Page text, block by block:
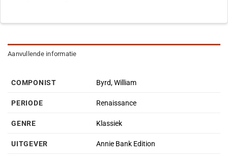
Aanvullende informatie
COMPONIST Byrd, William
PERIODE Renaissance
GENRE Klassiek
UITGEVER Annie Bank Edition